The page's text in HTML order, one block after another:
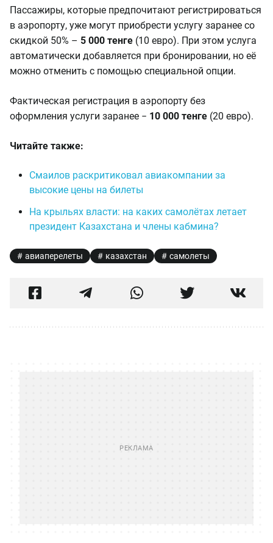
Пассажиры, которые предпочитают регистрироваться
в аэропорту, уже могут приобрести услугу заранее со
скидкой 50% – 5 000 тенге (10 евро). При этом услуга
автоматически добавляется при бронировании, но её
можно отменить с помощью специальной опции.
Фактическая регистрация в аэропорту без
оформления услуги заранее − 10 000 тенге (20 евро).
Читайте также:
Смаилов раскритиковал авиакомпании за
высокие цены на билеты
На крыльях власти: на каких самолётах летает
президент Казахстана и члены кабмина?
авиаперелеты казахстан самолеты